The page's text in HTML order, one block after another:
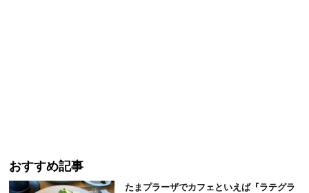
おすすめ記事
たまプラーザでカフェといえば『ラテグラ